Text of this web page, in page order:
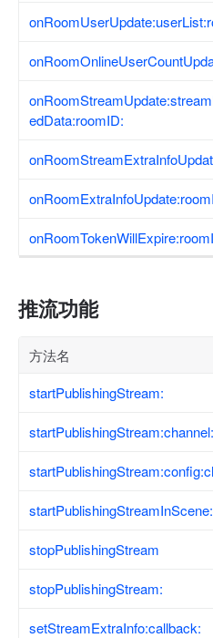
edData:roomID:
推流功能
方法名
startPublishingStream:
startPublishingStream:channel:
stopPublishingStream
stopPublishingStream:
setStreamExtraInfo:callback: